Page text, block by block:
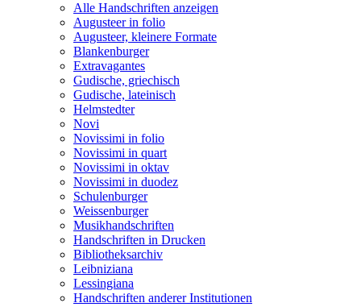
Alle Handschriften anzeigen
Augusteer in folio
Augusteer, kleinere Formate
Blankenburger
Extravagantes
Gudische, griechisch
Gudische, lateinisch
Helmstedter
Novi
Novissimi in folio
Novissimi in quart
Novissimi in oktav
Novissimi in duodez
Schulenburger
Weissenburger
Musikhandschriften
Handschriften in Drucken
Bibliotheksarchiv
Leibniziana
Lessingiana
Handschriften anderer Institutionen